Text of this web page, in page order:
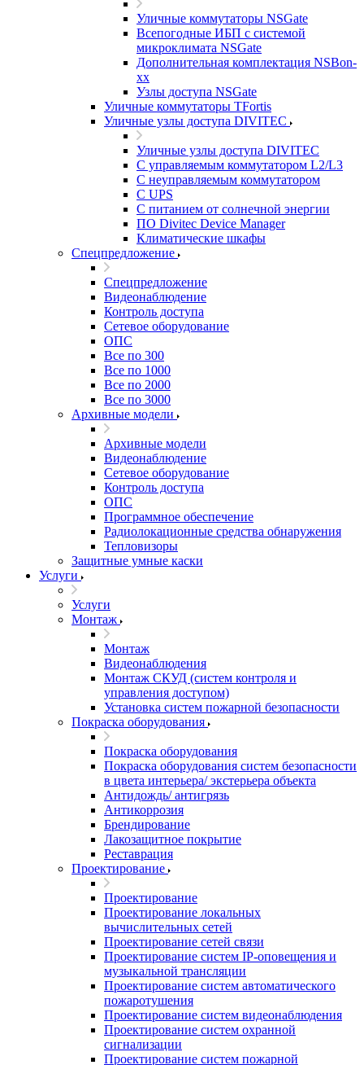
Уличные коммутаторы NSGate
Всепогодные ИБП с системой
микроклимата NSGate
Дополнительная комплектация NSBon-
xx
Узлы доступа NSGate
Уличные коммутаторы TFortis
Уличные узлы доступа DIVITEC
Уличные узлы доступа DIVITEC
С управляемым коммутатором L2/L3
С неуправляемым коммутатором
С UPS
С питанием от солнечной энергии
ПО Divitec Device Manager
Климатические шкафы
Спецпредложение
Спецпредложение
Видеонаблюдение
Контроль доступа
Сетевое оборудование
ОПС
Все по 300
Все по 1000
Все по 2000
Все по 3000
Архивные модели
Архивные модели
Видеонаблюдение
Сетевое оборудование
Контроль доступа
ОПС
Программное обеспечение
Радиолокационные средства обнаружения
Тепловизоры
Защитные умные каски
Услуги
Услуги
Монтаж
Монтаж
Видеонаблюдения
Монтаж СКУД (систем контроля и
управления доступом)
Установка систем пожарной безопасности
Покраска оборудования
Покраска оборудования
Покраска оборудования систем безопасности
в цвета интерьера/ экстерьера объекта
Антидождь/ антигрязь
Антикоррозия
Брендирование
Лакозащитное покрытие
Реставрация
Проектирование
Проектирование
Проектирование локальных
вычислительных сетей
Проектирование сетей связи
Проектирование систем IP-оповещения и
музыкальной трансляции
Проектирование систем автоматического
пожаротушения
Проектирование систем видеонаблюдения
Проектирование систем охранной
сигнализации
Проектирование систем пожарной